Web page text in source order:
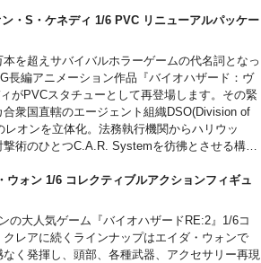
点に立ち帰った名場面を再現します。
・S・ケネディ 1/6 PVC リニューアルパッケー
を超えサバイバルホラーゲームの代名詞となっ
長編アニメーション作品『バイオハザード：ヴ
がPVCスタチューとして再登場します。その緊
衆国直轄のエージェント組織DSO(Division of
オンを立体化。法務執行機関からハリウッ
術のひとつC.A.R. Systemを彷彿とさせる構え
のディテールにもご注目ください。台座は、作
シーンがモチーフ。撃ち尽くされたマガジンや
マ台座で名場面を再現しました。
ォン 1/6 コレクティブルアクションフィギュ
の大人気ゲーム『バイオハザードRE:2』1/6コ
レアに続くラインナップはエイダ・ウォンで
く発揮し、頭部、各種武器、アクセサリー再現